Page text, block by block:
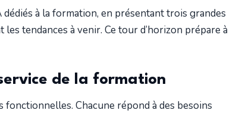
dédiés à la formation, en présentant trois grandes
les tendances à venir. Ce tour d’horizon prépare à
de la formation
Chacune répond à des besoins